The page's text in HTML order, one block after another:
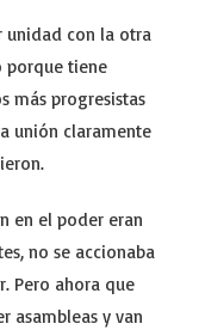
unidad con la otra
porque tiene
más progresistas
unión claramente
en el poder eran
no se accionaba
Pero ahora que
asambleas y van